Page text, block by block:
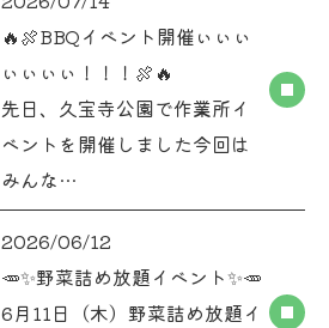
🔥🍖BBQイベント開催ぃぃぃ
ぃぃぃぃ！！！🍖🔥
先日、久宝寺公園で作業所イ
ベントを開催しました今回は
みんな…
2026/06/12
🥕✨野菜詰め放題イベント✨🥕
6月11日（木）野菜詰め放題イ